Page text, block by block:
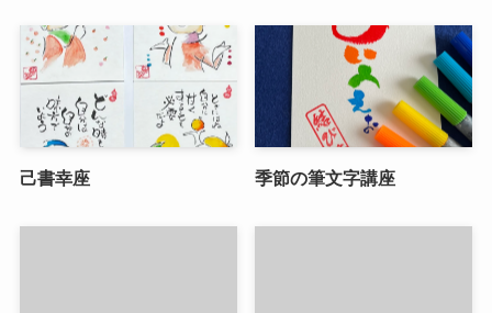
己書幸座 季節の筆文字講座